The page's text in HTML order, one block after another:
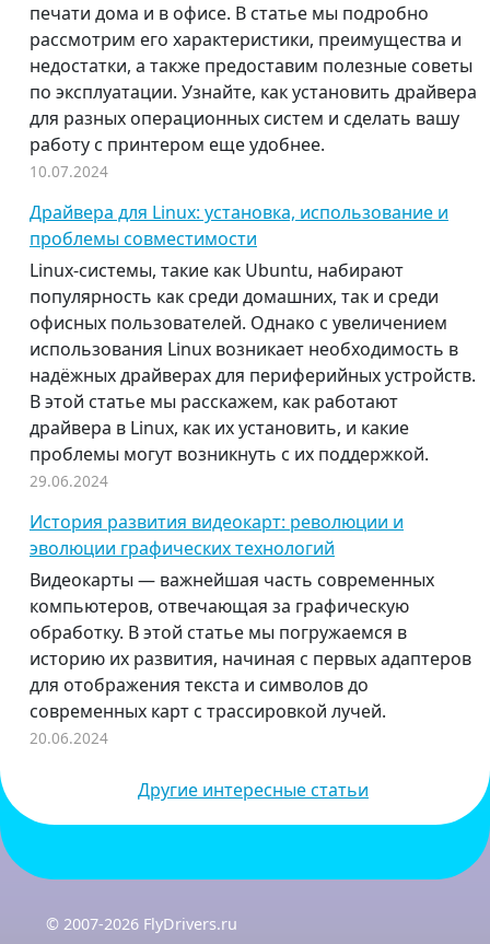
печати дома и в офисе. В статье мы подробно
рассмотрим его характеристики, преимущества и
недостатки, а также предоставим полезные советы
по эксплуатации. Узнайте, как установить драйвера
для разных операционных систем и сделать вашу
работу с принтером еще удобнее.
10.07.2024
Драйвера для Linux: установка, использование и
проблемы совместимости
Linux-системы, такие как Ubuntu, набирают
популярность как среди домашних, так и среди
офисных пользователей. Однако с увеличением
использования Linux возникает необходимость в
надёжных драйверах для периферийных устройств.
В этой статье мы расскажем, как работают
драйвера в Linux, как их установить, и какие
проблемы могут возникнуть с их поддержкой.
29.06.2024
История развития видеокарт: революции и
эволюции графических технологий
Видеокарты — важнейшая часть современных
компьютеров, отвечающая за графическую
обработку. В этой статье мы погружаемся в
историю их развития, начиная с первых адаптеров
для отображения текста и символов до
современных карт с трассировкой лучей.
20.06.2024
Другие интересные статьи
© 2007-2026 FlyDrivers.ru